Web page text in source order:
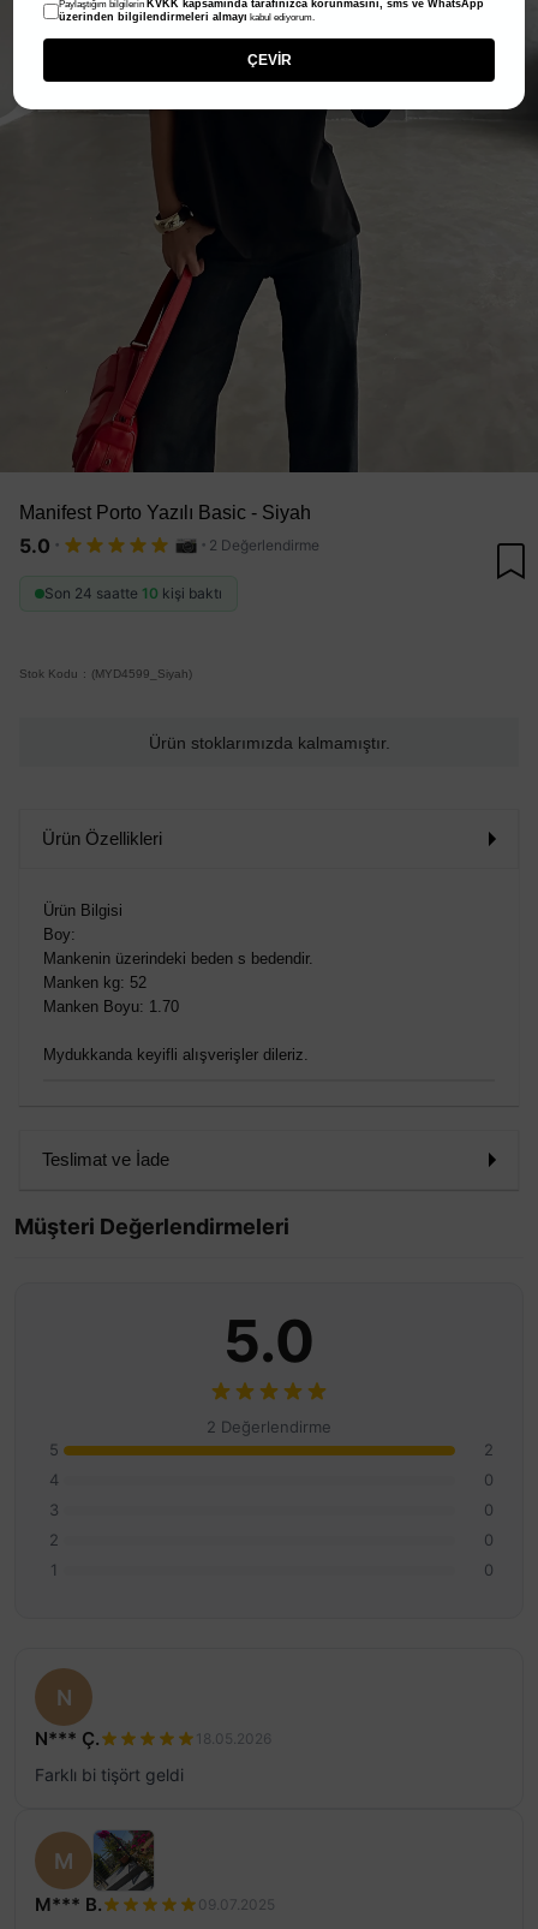
Manifest Porto Yazılı Basic - Siyah
5.0 · · 2 Değerlendirme
Son 24 saatte 10 kişi baktı
Stok Kodu (MYD4599_Siyah)
Ürün stoklarımızda kalmamıştır.
Ürün Özellikleri
Ürün Bilgisi
Boy:
Mankenin üzerindeki beden s bedendir.
Manken kg: 52
Manken Boyu: 1.70
Mydukkanda keyifli alışverişler dileriz.
Teslimat ve İade
Müşteri Değerlendirmeleri
5.0
2 Değerlendirme
5
2
4
0
3
0
2
0
1
0
N
N*** Ç. 18.05.2026
Farklı bi tişört geldi
M
M*** B. 09.07.2025
Paylaştığım bilgilerin KVKK kapsamında tarafınızca korunmasını, sms ve WhatsApp
üzerinden bilgilendirmeleri almayı kabul ediyorum.
ÇEVİR